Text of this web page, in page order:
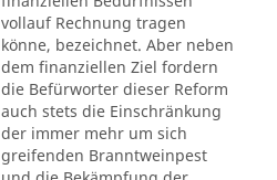
vollauf Rechnung tragen
könne, bezeichnet. Aber neben
dem finanziellen Ziel fordern
die Befürworter dieser Reform
auch stets die Einschränkung
der immer mehr um sich
greifenden Branntweinpest